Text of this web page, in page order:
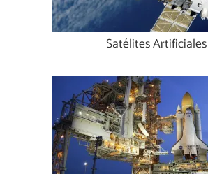
Satélites Artificiales